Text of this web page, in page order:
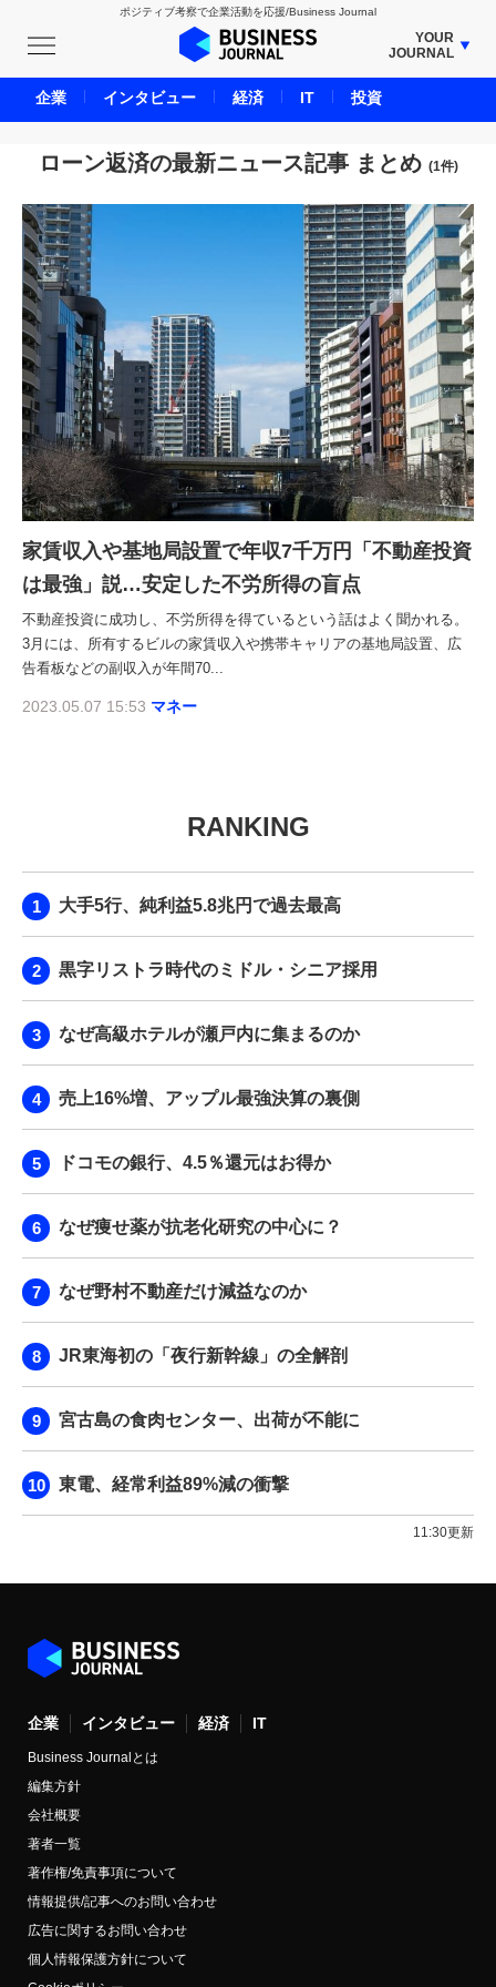
ポジティブ考察で企業活動を応援/Business Journal
YOUR
JOURNAL
BUSINESS JOURNAL
UNICORN JOURNAL
CARBON CREDITS JOURNAL
ENERGY MANAGEMENT JOURNAL
INBOUND JOURNAL
LIFE ENDING JOURNAL
AI JOURNAL
REAL ESTATE BROKERAGE JOURNAL
SMART MARKETING JOURNAL
BPaaS JOURNAL
ADOPTABLE DOG JOURNAL
ローン返済の最新ニュース記事 まとめ (1件)
家賃収入や基地局設置で年収7千万円「不動産投資
は最強」説…安定した不労所得の盲点
不動産投資に成功し、不労所得を得ているという話はよく聞かれる。
3月には、所有するビルの家賃収入や携帯キャリアの基地局設置、広
告看板などの副収入が年間70...
2023.05.07 15:53 マネー
RANKING
大手5行、純利益5.8兆円で過去最高
黒字リストラ時代のミドル・シニア採用
なぜ高級ホテルが瀬戸内に集まるのか
売上16%増、アップル最強決算の裏側
ドコモの銀行、4.5％還元はお得か
なぜ痩せ薬が抗老化研究の中心に？
なぜ野村不動産だけ減益なのか
JR東海初の「夜行新幹線」の全解剖
宮古島の食肉センター、出荷が不能に
東電、経常利益89%減の衝撃
11:30更新
企業 インタビュー 経済 IT
Business Journalとは
編集方針
会社概要
著者一覧
著作権/免責事項について
情報提供/記事へのお問い合わせ
広告に関するお問い合わせ
個人情報保護方針について
企業 インタビュー 経済 IT 投資